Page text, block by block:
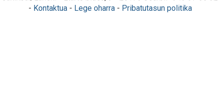
- Kontaktua- Lege oharra- Pribatutasun politika